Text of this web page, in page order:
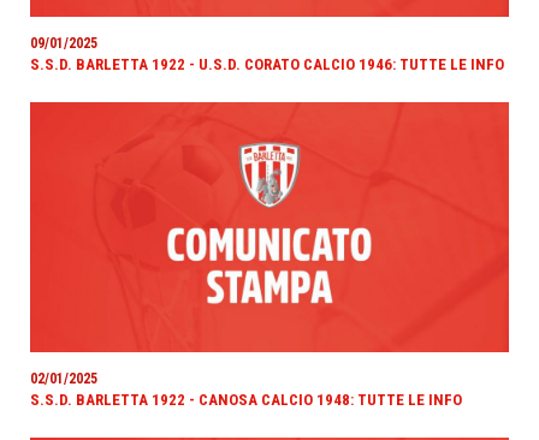
09/01/2025
S.S.D. BARLETTA 1922 - U.S.D. CORATO CALCIO 1946: TUTTE LE INFO
02/01/2025
S.S.D. BARLETTA 1922 - CANOSA CALCIO 1948: TUTTE LE INFO